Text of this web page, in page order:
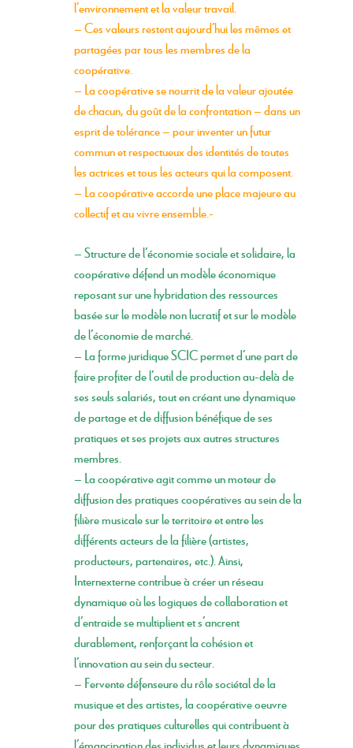
l’environnementet la valeur travail
– Ces valeurs restent aujourd’hui les mêmes et
partagées par tous les membres de la
coopérative
– La coopérative se nourrit de la valeur ajoutée
de chacun, du goût de la confrontation – dans un
esprit de tolérance – pourinventer un futur
commun et respectueux des identités de toutes
les actrices et tous les acteurs qui la composent.
– La coopérative accorde une place majeure au
collectifet auvivre ensemble.
– Structure de l’économie sociale et solidaire, la
coopérative défend un modèle économique
reposant sur une hybridation des ressources
basée sur le modèle non lucratif et sur le modèle
de l’économie de marché.
– La forme juridique SCIC permet d’une part de
faire profiter de l’outil de production au-delà de
ses seuls salariés, tout en créant unedynamique
de partageet dediffusion bénéfique de ses
pratiques et ses projets aux autres structures
membres.
– La coopérative agit comme un moteur de
diffusion des pratiques coopératives au sein de la
filière musicale sur le territoire et entre les
différents acteurs de la filière (artistes,
producteurs, partenaires, etc.). Ainsi,
Internexterne contribue à créer unréseau
dynamique où les logiques de collaboration et
d’entraide se multiplient et s’ancrent
durablement, renforçant la cohésion et
l’innovation au sein du secteur.
– Fervente défenseure du rôle sociétal de la
musique et des artistes, la coopérative oeuvre
pour des pratiques culturelles qui contribuent à